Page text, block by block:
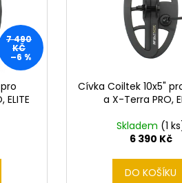
7 490
KČ
–6 %
Cívka Coiltek 10x5"
a X-Terra PRO,
Skladem (1
6 390 Kč
DO KOŠÍKU
MANTICORE